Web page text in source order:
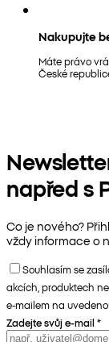
Nakupujte
Máte právo
České
napřed s
Co je nového?
vždy informace o
Souhlasím se
akcích, produktech
e-mailem na
Zadejte svůj e-mail *